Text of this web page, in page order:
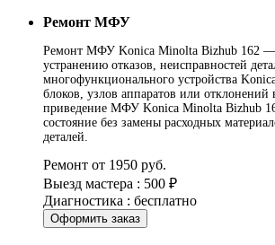
Ремонт МФУ
Ремонт МФУ Konica Minolta Bizhub 162 —
устранению отказов, неисправностей
многофункционального устройства
блоков, узлов аппаратов или отклонений
приведение МФУ Konica Minolta Bizhub
состояние без замены расходных
деталей.
Ремонт от 1950 руб.
Выезд мастера : 500 ₽
Диагностика : бесплатно
Оформить заказ